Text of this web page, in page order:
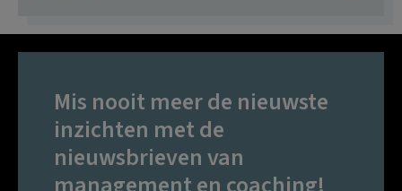
Mis nooit meer de nieuwste
inzichten met de
nieuwsbrieven van